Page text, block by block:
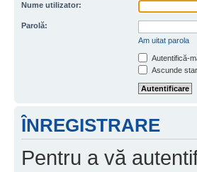
Nume utilizator:
Parolă:
Am uitat parola
Autentifică-
Ascunde
ÎNREGISTRARE
Pentru a vă